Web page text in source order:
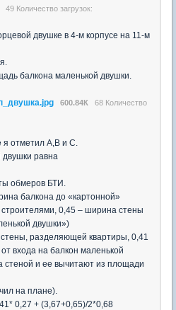
49 Количество загрузок:
двушке в 4-м корпусе на 11-м
балкона маленькой двушки.
600.84К
68 Количество
отметил А,В и С.
равна
обмеров БТИ.
балкона до «картонной»
строителями, 0,45 – ширина стены
двушки»)
разделяющей квартиры, 0,41
входа на балкон маленькой
стеной и ее вычитают из площади
на плане).
0,27 + (3,67+0,65)/2*0,68